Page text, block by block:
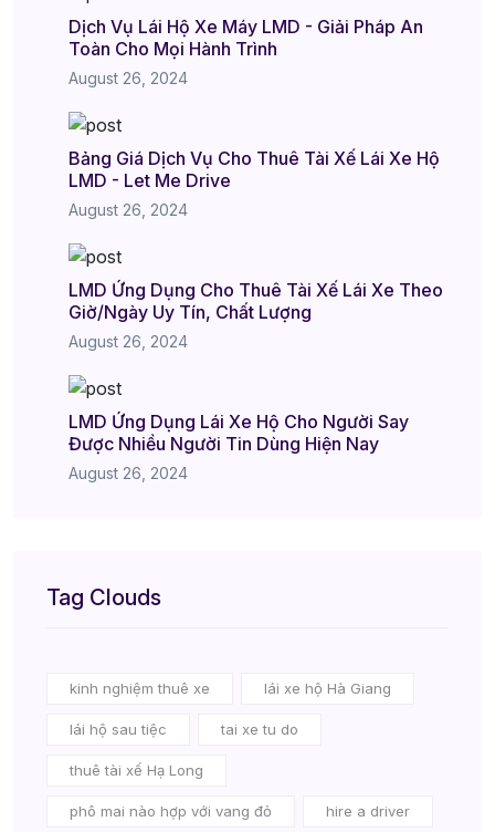
Dịch Vụ Lái Hộ Xe Máy LMD - Giải Pháp An
Toàn Cho Mọi Hành Trình
August 26, 2024
Bảng Giá Dịch Vụ Cho Thuê Tài Xế Lái Xe Hộ
LMD - Let Me Drive
August 26, 2024
LMD Ứng Dụng Cho Thuê Tài Xế Lái Xe Theo
Giờ/Ngày Uy Tín, Chất Lượng
August 26, 2024
LMD Ứng Dụng Lái Xe Hộ Cho Người Say
Được Nhiều Người Tin Dùng Hiện Nay
August 26, 2024
Tag Clouds
kinh nghiệm thuê xe lái xe hộ Hà Giang
lái hộ sau tiệc tai xe tu do
thuê tài xế Hạ Long
phô mai nào hợp với vang đỏ hire a driver